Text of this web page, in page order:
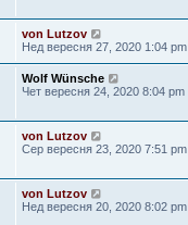
von Lutzov
Нед вересня 27, 2020 1:04 pm
Wolf Wünsche
Чет вересня 24, 2020 8:04 pm
von Lutzov
Сер вересня 23, 2020 7:51 pm
von Lutzov
Нед вересня 20, 2020 8:02 pm